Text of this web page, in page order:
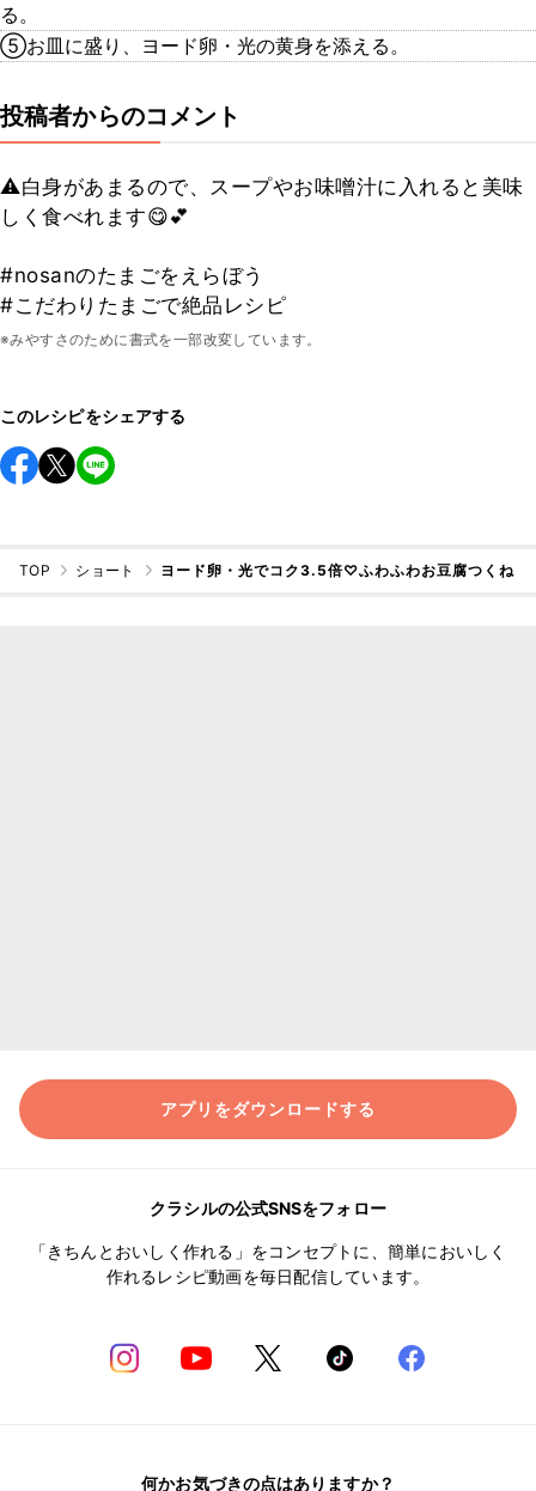
る。
⑤お皿に盛り、ヨード卵・光の黄身を添える。
投稿者からのコメント
⚠️白身があまるので、スープやお味噌汁に入れると美味
しく食べれます😋💕
#nosanのたまごをえらぼう
#こだわりたまごで絶品レシピ
※みやすさのために書式を一部改変しています。
このレシピをシェアする
TOP ショート ヨード卵・光でコク3.5倍♡ふわふわお豆腐つくね
アプリをダウンロードする
クラシルの公式SNSをフォロー
「きちんとおいしく作れる」をコンセプトに、簡単においしく
作れるレシピ動画を毎日配信しています。
何かお気づきの点はありますか？